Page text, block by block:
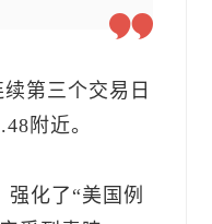
续第三个交易日
附近。
化了“美国例